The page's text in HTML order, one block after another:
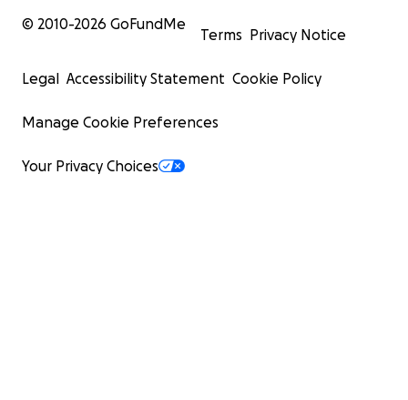
© 2010-2026 GoFundMe
Terms Privacy Notice
Legal Accessibility Statement Cookie Policy
Manage Cookie Preferences
Your Privacy Choices